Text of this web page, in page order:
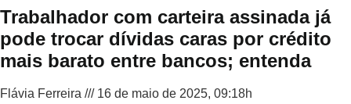
Trabalhador com carteira assinada já
pode trocar dívidas caras por crédito
mais barato entre bancos; entenda
Flávia Ferreira
16 de maio de 2025, 09:18h